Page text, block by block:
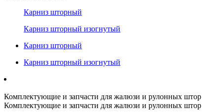
Карниз шторный
Карниз шторный изогнутый
Карниз шторный
Карниз шторный изогнутый
Комплектующие и запчасти для жалюзи и рулонных штор
Комплектующие и запчасти для жалюзи и рулонных штор